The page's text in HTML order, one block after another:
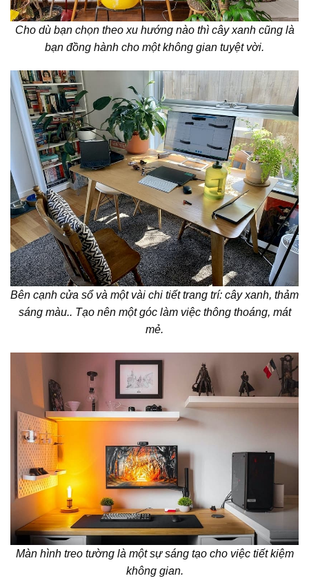
Cho dù bạn chọn theo xu hướng nào thì cây xanh cũng là
bạn đồng hành cho một không gian tuyệt vời.
Bên cạnh cửa sổ và một vài chi tiết trang trí: cây xanh, thảm
sáng màu.. Tạo nên một góc làm việc thông thoáng, mát
mẻ.
Màn hình treo tường là một sự sáng tạo cho việc tiết kiệm
không gian.